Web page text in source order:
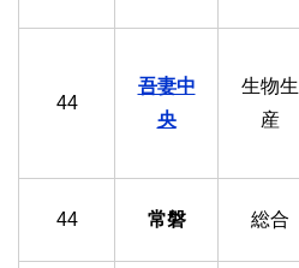
44
吾妻中
央
生物生
産
44 常磐 総合